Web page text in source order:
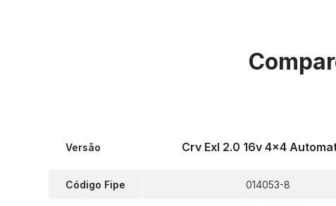
Versão
Código Fipe
Crv Exl 2.0 16v 4x4
014053-8